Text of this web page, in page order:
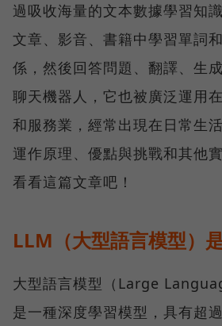
過吸收海量的文本數據學習知
文章、影音、書籍中學習單詞
係，然後回答問題、翻譯、生
聊天機器人，它也被廣泛運用
和服務業，經常出現在日常生
運作原理、優點與挑戰和其他
看看這篇文章吧！
LLM（大型語言模型）
大型語言模型（Large
是一種深度學習模型，具有超